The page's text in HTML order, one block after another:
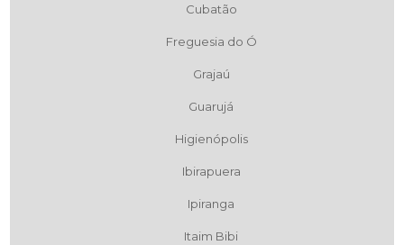
Cubatão
Freguesia do Ó
Grajaú
Guarujá
Higienópolis
Ibirapuera
Ipiranga
Itaim Bibi